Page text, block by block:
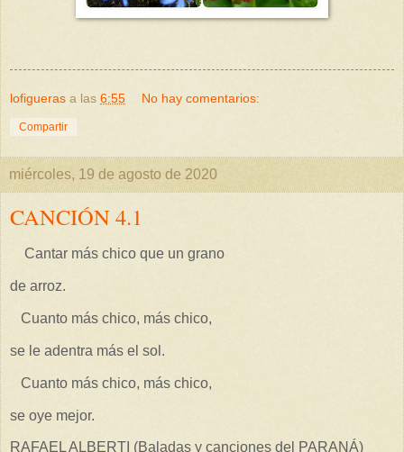
lofigueras a las 6:55 No hay comentarios:
Compartir
miércoles, 19 de agosto de 2020
CANCIÓN 4.1
Cantar más chico que un grano
de arroz.
Cuanto más chico, más chico,
se le adentra más el sol.
Cuanto más chico, más chico,
se oye mejor.
RAFAEL ALBERTI (Baladas y canciones del PARANÁ)